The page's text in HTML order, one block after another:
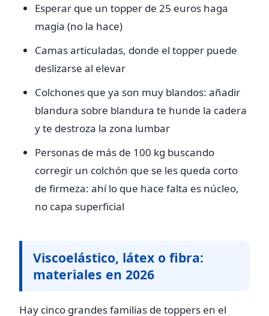
Esperar que un topper de 25 euros haga
magia (no la hace)
Camas articuladas, donde el topper puede
deslizarse al elevar
Colchones que ya son muy blandos: añadir
blandura sobre blandura te hunde la cadera
y te destroza la zona lumbar
Personas de más de 100 kg buscando
corregir un colchón que se les queda corto
de firmeza: ahí lo que hace falta es núcleo,
no capa superficial
Viscoelástico, látex o fibra:
materiales en 2026
Hay cinco grandes familias de toppers en el